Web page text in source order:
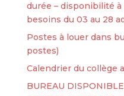
durée – disponibilité
besoins du 03 au 28
Postes à louer dans
postes)
Calendrier du collège
BUREAU